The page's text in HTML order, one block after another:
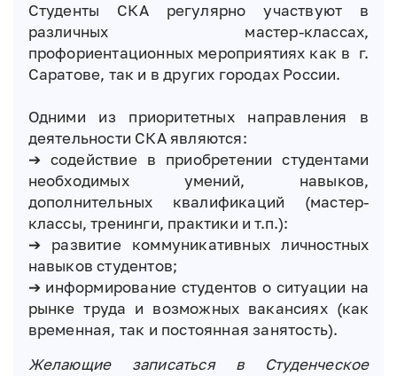
Студенты СКА регулярно участвуют в
различных мастер-классах,
профориентационных мероприятиях как в г.
Саратове, так и в других городах России.
Одними из приоритетных направления в
деятельности СКА являются:
➔ содействие в приобретении студентами
необходимых умений, навыков,
дополнительных квалификаций (мастер-
классы, тренинги, практики и т.п.):
➔ развитие коммуникативных личностных
навыков студентов;
➔ информирование студентов о ситуации на
рынке труда и возможных вакансиях (как
временная, так и постоянная занятость).
Желающие записаться в Студенческое